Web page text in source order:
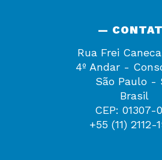
—
Rua Frei
4º Andar -
São Paulo -
Brasil
CEP: 01307-
+55 (11) 2112-